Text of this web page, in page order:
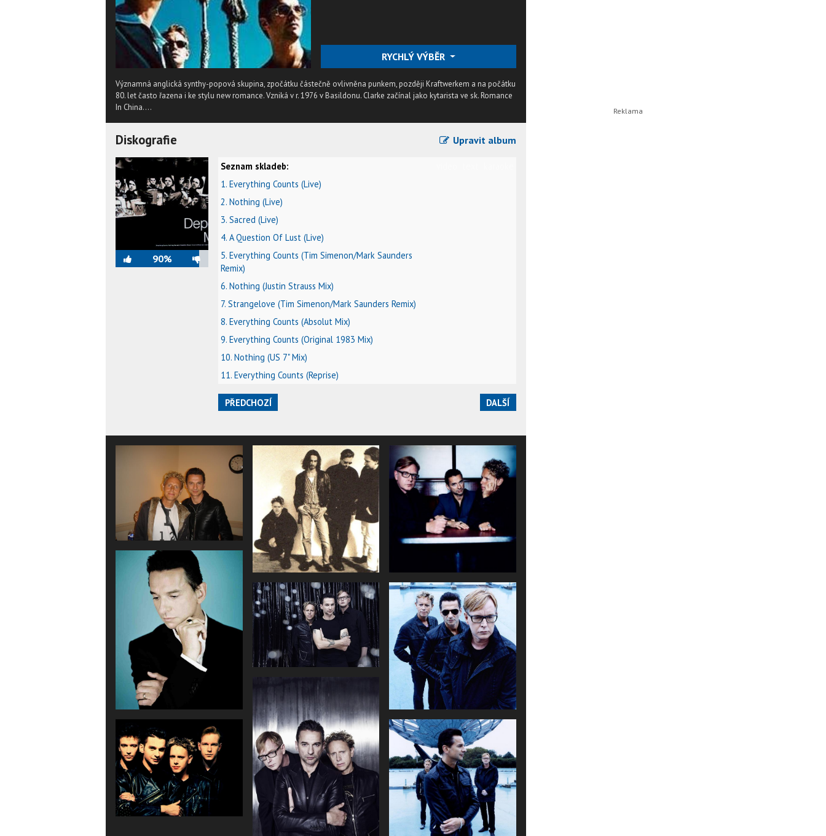
RYCHLÝ VÝBĚR
Významná anglická synthy-popová skupina, zpočátku částečně ovlivněna punkem, později Kraftwerkem a na počátku
80. let často řazena i ke stylu new romance. Vzniká v r. 1976 v Basildonu. Clarke začínal jako kytarista ve sk. Romance
In China....
Diskografie Upravit album
90%
Seznam skladeb:
1. Everything Counts (Live)
2. Nothing (Live)
3. Sacred (Live)
4. A Question Of Lust (Live)
5. Everything Counts (Tim Simenon/Mark Saunders
Remix)
6. Nothing (Justin Strauss Mix)
7. Strangelove (Tim Simenon/Mark Saunders Remix)
8. Everything Counts (Absolut Mix)
9. Everything Counts (Original 1983 Mix)
10. Nothing (US 7" Mix)
11. Everything Counts (Reprise)
PŘEDCHOZÍ DALŠÍ